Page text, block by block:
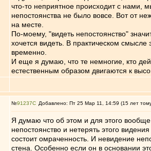
что-то неприятное происходит с нами,
непостоянства не было вовсе. Вот от
на месте.
По-моему, "видеть непостоянство"
хочется видеть. В практическом
временно.
И еще я думаю, что те немногие, кто
естественным образом двигаются к
№91237 Добавлено: Пт 25 Мар 11, 14:59 (15 лет
Я думаю что об этом и для этого
непостоянство и нетерять этого
состоит омраченность. И невидение
стена. Особенно если он в основании